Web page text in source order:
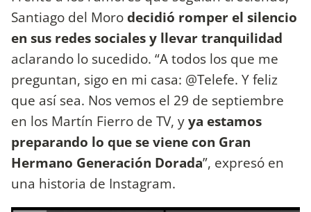
Santiago del Morodecidió romper el silencio
en sus redes sociales y llevar tranquilidad
aclarando lo sucedido. “A todos los que me
preguntan, sigo en mi casa: @Telefe. Y feliz
que así sea. Nos vemos el 29 de septiembre
en los Martín Fierro de TV, yya estamos
preparando lo que se viene con Gran
Hermano Generación Dorada”, expresó en
una historia de Instagram.